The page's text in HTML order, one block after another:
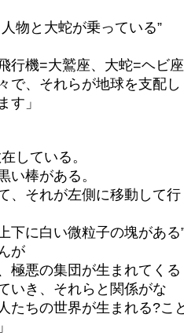
物と大蛇が乗っている”
行機=大鷲座、大蛇=ヘビ座
で、それらが地球を支配し
す」
している。
い棒がある。
、それが左側に移動して行
下に白い微粒子の塊がある
が
極悪の集団が生まれてくる
いき、それらと関係がな
たちの世界が生まれる?こ